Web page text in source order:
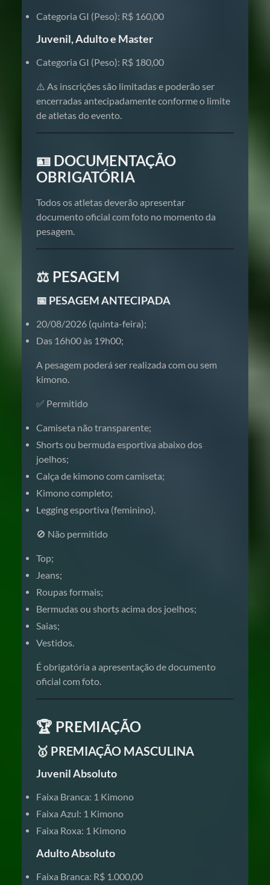
Categoria GI (Peso): R$ 160,00
Juvenil, Adulto e Master
Categoria GI (Peso): R$ 180,00
⚠️ As inscrições são limitadas e poderão ser
encerradas antecipadamente conforme o limite
de atletas do evento.
🪪 DOCUMENTAÇÃO
OBRIGATÓRIA
Todos os atletas deverão apresentar
documento oficial com foto no momento da
pesagem.
⚖️ PESAGEM
📅 PESAGEM ANTECIPADA
20/08/2026 (quinta-feira);
Das 16h00 às 19h00;
A pesagem poderá ser realizada com ou sem
kimono.
✅ Permitido
Camiseta não transparente;
Shorts ou bermuda esportiva abaixo dos
joelhos;
Calça de kimono com camiseta;
Kimono completo;
Legging esportiva (feminino).
🚫 Não permitido
Top;
Jeans;
Roupas formais;
Bermudas ou shorts acima dos joelhos;
Saias;
Vestidos.
É obrigatória a apresentação de documento
oficial com foto.
🏆 PREMIAÇÃO
🥇 PREMIAÇÃO MASCULINA
Juvenil Absoluto
Faixa Branca: 1 Kimono
Faixa Azul: 1 Kimono
Faixa Roxa: 1 Kimono
Adulto Absoluto
Faixa Branca: R$ 1.000,00